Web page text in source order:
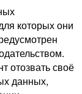
которых они
отозвать своё
данных,